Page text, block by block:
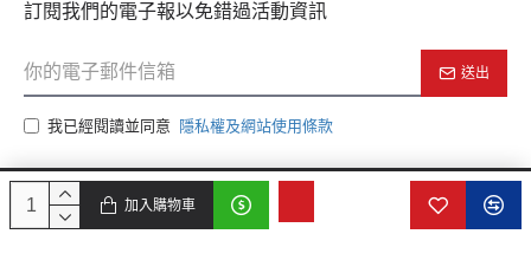
加入購物車
訂閱我們的電子報以免錯過活動資訊
送出
我已經閱讀並同意 隱私權及網站使用條款
版權所有 © 2025, c2k.com.tw